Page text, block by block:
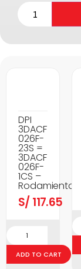
DPI
3DACF
026F-
23S =
3DACF
026F-
1CS –
Rodamientos
S/ 117.65
ADD TO CART